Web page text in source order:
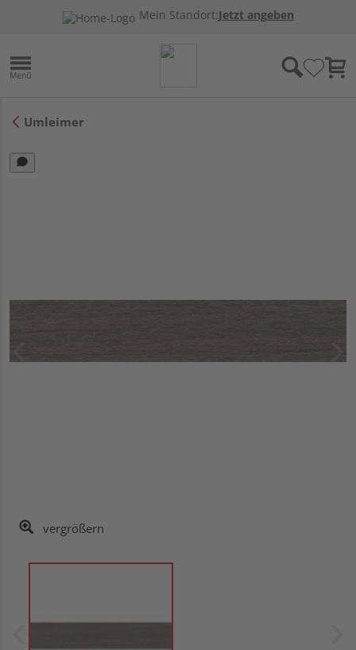
Mein Standort:Jetzt angeben
Umleimer
vergrößern